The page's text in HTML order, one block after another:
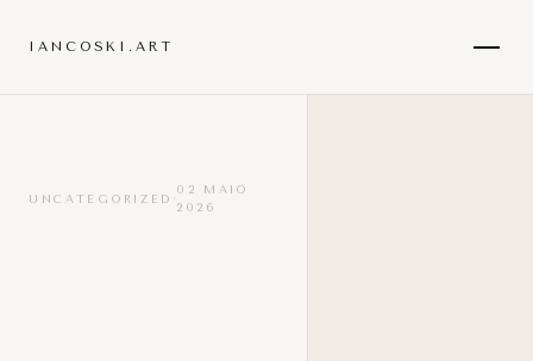
IANCOSKI.ART
UNCATEGORIZED
02 MAIO
2026